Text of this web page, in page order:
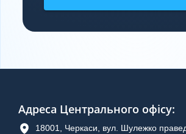
Адреса Центрального офісу:
18001, Черкаси, вул. Шулежко